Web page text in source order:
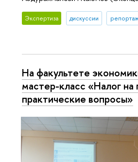
Экспертиза дискуссии
На факультете
мастер-класс «Налог на
практические вопросы»